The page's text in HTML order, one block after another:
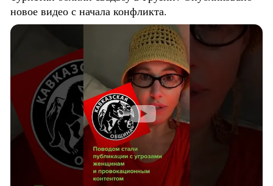
новое видео с начала конфликта.